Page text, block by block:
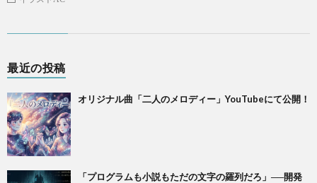
最近の投稿
オリジナル曲「二人のメロディー」YouTubeにて公開！
「プログラムも小説もただの文字の羅列だろ」──開発